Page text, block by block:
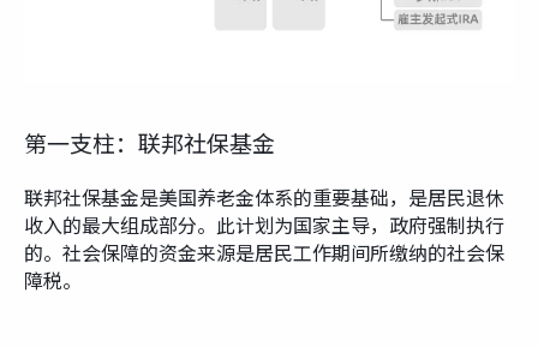
第一支柱：联邦社保基金
联邦社保基金是美国养老金体系的重要基础，是居民退休
收入的最大组成部分。此计划为国家主导，政府强制执行
的。社会保障的资金来源是居民工作期间所缴纳的社会保
障税。